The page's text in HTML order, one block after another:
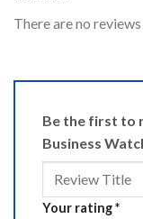
There are no
Be the first to
Business
Your rating*